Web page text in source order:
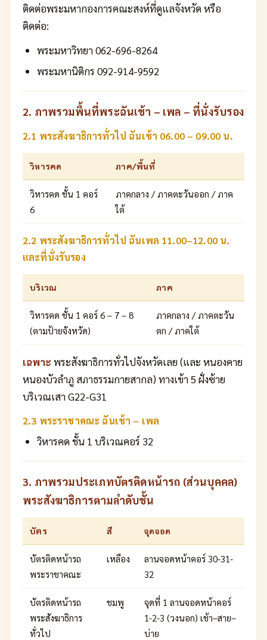
ติดต่อพระมหากองการคณะสงห์ที่ดูแลจังหวัด หรือ
ติดต่อ:
พระมหาวิทยา 062-696-8264
พระมหานิติกร 092-914-9592
2. ภาพรวมพื้นที่พระฉันเช้า – เพล – ที่นั่งรับรอง
2.1 พระสังฆาธิการทั่วไป ฉันเช้า 06.00 – 09.00 น.
วิหารคด ภาค/พื้นที่
วิหารคด ชั้น 1 คอร์
6
ภาคกลาง / ภาคตะวันออก / ภาค
ใต้
2.2 พระสังฆาธิการทั่วไป ฉันเพล 11.00–12.00 น.
และที่นั่งรับรอง
บริเวณ ภาค
วิหารคด ชั้น 1 คอร์ 6 – 7 – 8
(ตามป้ายจังหวัด)
ภาคกลาง / ภาคตะวัน
ตก / ภาคใต้
เฉพาะ พระสังฆาธิการทั่วไปจังหวัดเลย (และ หนองคาย
หนองบัวลำภู สภาธรรมกายสากล) ทางเข้า 5 ฝั่งซ้าย
บริเวณเสา G22-G31
2.3 พระราชาคณะ ฉันเช้า – เพล
วิหารคด ชั้น 1 บริเวณคอร์ 32
3. ภาพรวมประเภทบัตรติดหน้ารถ (ส่วนบุคคล)
พระสังฆาธิการตามลำดับชั้น
บัตร สี จุดจอด
บัตรติดหน้ารถ
พระราชาคณะ
เหลือง
ลานจอดหน้าคอร์ 30-31-
32
บัตรติดหน้ารถ
พระสังฆาธิการ
ทั่วไป
ชมพู
จุดที่ 1 ลานจอดหน้าคอร์
1-2-3 (วงนอก) เช้า–สาย–
บ่าย